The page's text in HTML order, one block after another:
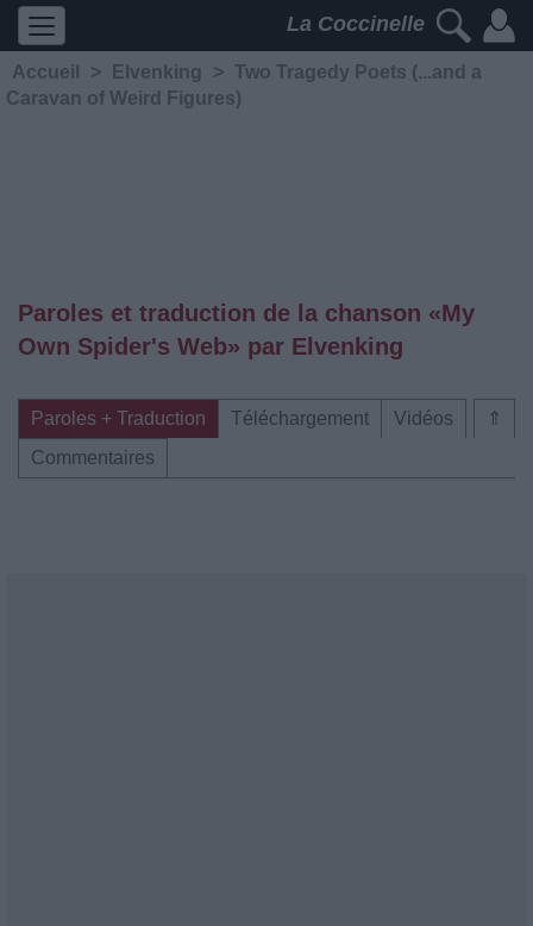
La Coccinelle
Accueil > Elvenking > Two Tragedy Poets (...and a
Caravan of Weird Figures)
Paroles et traduction de la chanson «My
Own Spider's Web» par Elvenking
⇑
Paroles + Traduction Téléchargement
Vidéos
Commentaires